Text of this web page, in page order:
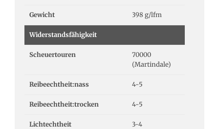
Gewicht 398 g/lfm
Widerstandsfähigkeit
Scheuertouren
70000
(Martindale)
Reibeechtheit:nass 4-5
Reibeechtheit:trocken 4-5
Lichtechtheit 3-4